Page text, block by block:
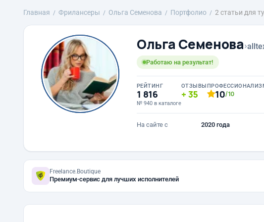
Главная Фрилансеры Ольга Семенова Портфолио 2 статьи для
Ольга Семенова›
Работаю на результат!
РЕЙТИНГ
1 816
№ 940 в каталоге
ОТЗЫВЫ
35 10/10
На сайте с 2020 года
Freelance.Boutique
Премиум-сервис для лучших исполнителей